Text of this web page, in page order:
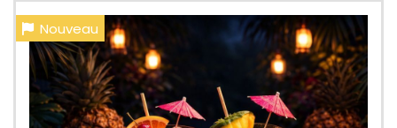
Nouveau